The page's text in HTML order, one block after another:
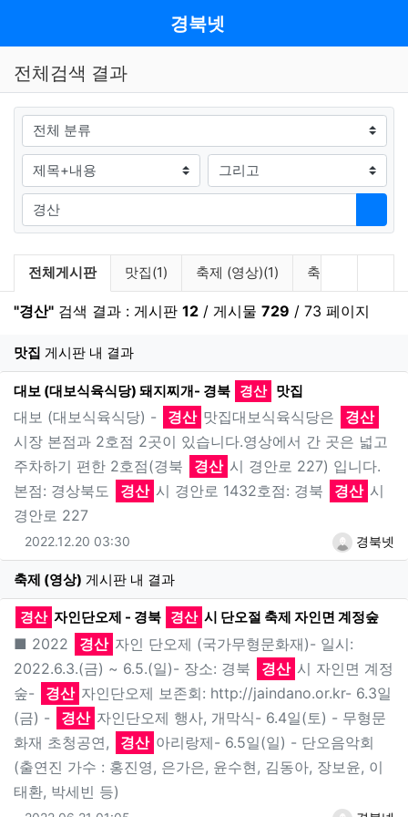
경북넷
전체검색 결과
그룹
검색조건 검색방법
검색어
검색
검색 게시판 목록
전체게시판 맛집(1) 축제 (영상)(1) 축제/행사 소개
"경산" 검색 결과 : 게시판 12 / 게시물 729 / 73 페이지
맛집 게시판 내 결과
대보 (대보식육식당) 돼지찌개- 경북 경산 맛집
대보 (대보식육식당) - 경산 맛집대보식육식당은
경산
시장 본점과 2호점 2곳이 있습니다.영상에서 간 곳은 넓고
주차하기 편한 2호점(경북
경산 시 경안로 227) 입니다.
본점: 경상북도
경산 시 경안로 1432호점: 경북 경산 시
경안로 227
경북넷
2022.12.20 03:30
축제 (영상) 게시판 내 결과
경산 자인단오제 - 경북 경산 시 단오절 축제 자인면 계정숲
■ 2022 경산 자인 단오제 (국가무형문화재)- 일시:
2022.6.3.(금) ~ 6.5.(일)- 장소: 경북
경산 시 자인면 계정
숲-
경산 자인단오제 보존회: http://jaindano.or.kr- 6.3일
(금) -
경산 자인단오제 행사, 개막식- 6.4일(토) - 무형문
화재 초청공연,
경산 아리랑제- 6.5일(일) - 단오음악회
(출연진 가수 : 홍진영, 은가은, 윤수현, 김동아, 장보윤, 이
태환, 박세빈 등)